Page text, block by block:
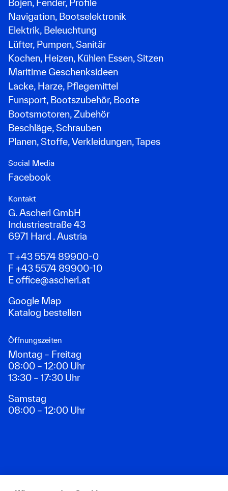
Bojen, Fender, Profile
Navigation, Bootselektronik
Elektrik, Beleuchtung
Lüfter, Pumpen, Sanitär
Kochen, Heizen, Kühlen Essen, Sitzen
Maritime Geschenksideen
Lacke, Harze, Pflegemittel
Funsport, Bootszubehör, Boote
Bootsmotoren, Zubehör
Beschläge, Schrauben
Planen, Stoffe, Verkleidungen, Tapes
Social Media
Facebook
Kontakt
G. Ascherl GmbH
Industriestraße 43
6971 Hard . Austria
T +43 5574 89900-0
F +43 5574 89900-10
Eoffice@ascherl.at
Google Map
Katalog bestellen
Öffnungszeiten
Montag – Freitag
08:00 – 12:00 Uhr
13:30 – 17:30 Uhr
Samstag
08:00 – 12:00 Uhr